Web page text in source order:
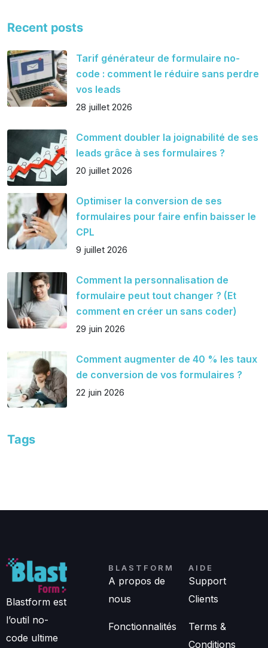
Recent posts
Tarif générateur de formulaire no-
code : comment le réduire sans perdre
vos leads
28 juillet 2026
Comment doubler la joignabilité de ses
leads grâce à ses formulaires ?
20 juillet 2026
Optimiser la conversion de ses
formulaires pour faire enfin baisser le
CPL
9 juillet 2026
Comment la personnalisation de
formulaire peut tout changer ? (Et
comment en créer un sans coder)
29 juin 2026
Comment augmenter de 40 % les taux
de conversion de vos formulaires ?
22 juin 2026
Tags
Blastform est
l’outil no-
code ultime
BLASTFORM
A propos de
nous
Fonctionnalités
AIDE
Support
Clients
Terms &
Conditions